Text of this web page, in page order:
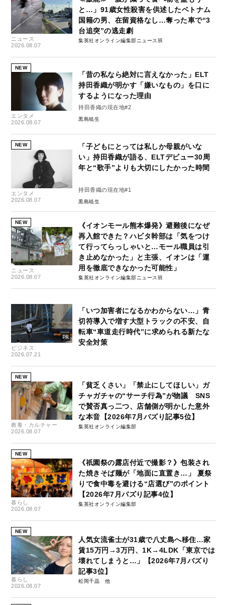
ニュース
2026.08.07
と…」91歳女性殺害を供述したベトナム
国籍の男、在留資格なし…奪った車で“3
台追突”の逃走劇
集英社オンライン編集部ニュース班
NEW
エンタメ
2026.08.07
「昔の私なら絶対に言えなかった」ELT
持田香織が明かす「嫌いなもの」を口に
するようになった理由
持田香織の現在地#2
黒島暁生
NEW
エンタメ
2026.08.07
「子どもにとっては私しか母親がいな
い」持田香織が語る、ELTデビュー30周
年と“歌手”よりも大切にしたかった時間
持田香織の現在地#1
黒島暁生
NEW
ニュース
2026.08.07
《イオンモール熊本爆発》避難後になぜ
再入館できた？ハビタ幹部は「気をつけ
て行ってらっしゃいと…モール職員は引
き止めなかった」と主張、イオンは「運
用を徹底できなかった可能性」
集英社オンライン編集部ニュース班
ビジネス
2026.07.21
「いつ加害者になるかわからない…」青
切符導入で増す大型トラックの不安、自
転車“車道走行時代”に求められる新たな
安全対策
NEW
教養・カルチャー
2026.08.07
「貧乏くさい」「禁止にしてほしい」ガ
チャガチャの“サーチ行為”が物議 SNS
で賛否真っ二つ、店舗側が明かした意外
な本音【2026年7月バズり記事5位】
集英社オンライン編集部
NEW
暮らし
2026.08.07
《祇園祭の露店付近で撮影？》包装され
た焼きそば麺が「地面に直置き…」 夏祭
りで食中毒を避ける“店選び”のポイント
【2026年7月バズり記事4位】
集英社オンライン編集部
NEW
暮らし
2026.08.07
人気女流雀士が31歳で八丈島へ移住…家
賃15万円→3万円、1K→4LDK「東京では
壊れてしまうと…」【2026年7月バズり
記事3位】
松岡千晶